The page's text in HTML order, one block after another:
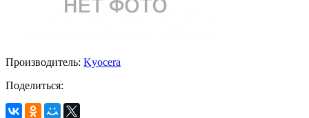
Производитель: Kyocera
Поделиться: